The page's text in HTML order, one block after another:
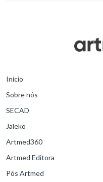
Início
Sobre nós
SECAD
Jaleko
Artmed360
Artmed Editora
Pós Artmed